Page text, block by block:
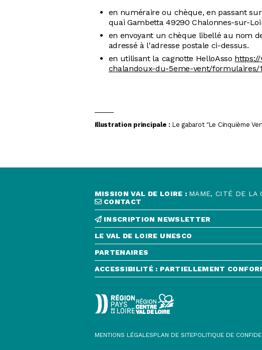
en numéraire ou chèque, en passant
quai Gambetta 49290 Chalonnes-sur-
en envoyant un chèque libellé au nom
adressé à l'adresse postale ci-dessus.
en utilisant la cagnotte HelloAsso
chalandoux-du-5eme-vent/formulaires/1
Illustration principale : Le gabarot "Le Cinquième
MISSION VAL DE LOIRE : MAME, CITÉ DE LA
CONTACT
INSCRIPTION NEWSLETTER
LE VAL DE LOIRE UNESCO
PARTENAIRES
ACCESSIBILITÉ : PARTIELLEMENT
MENTIONS LÉGALESPLAN DE SITEPOLITIQUE DE
CONTACT
LE VAL DE LOIRE UNESCO
PARTENAIRES